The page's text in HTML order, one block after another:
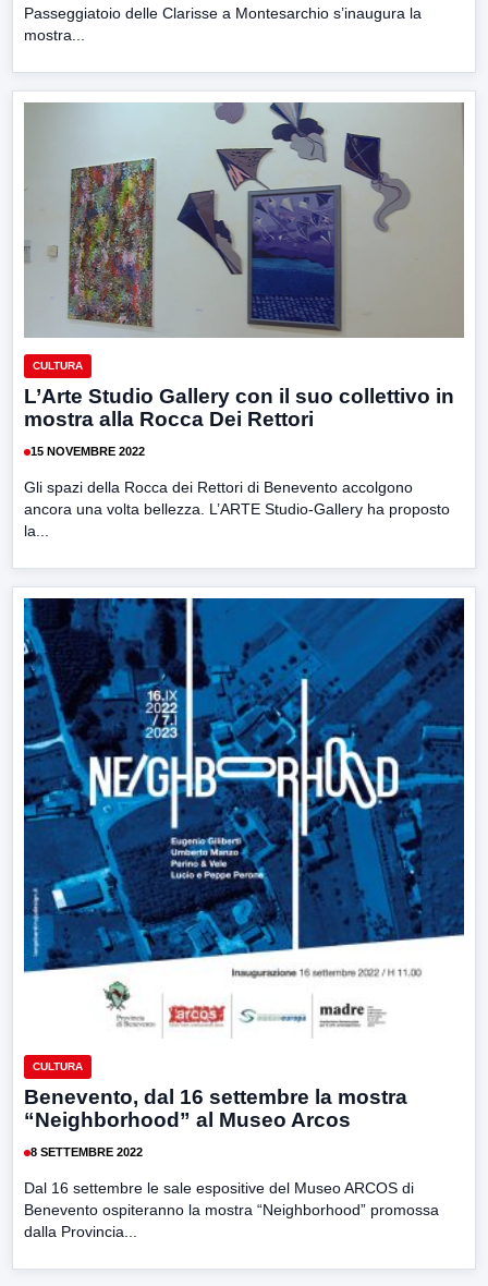
Passeggiatoio delle Clarisse a Montesarchio s’inaugura la
mostra...
CULTURA
L’Arte Studio Gallery con il suo collettivo in
mostra alla Rocca Dei Rettori
15 NOVEMBRE 2022
Gli spazi della Rocca dei Rettori di Benevento accolgono
ancora una volta bellezza. L’ARTE Studio-Gallery ha proposto
la...
CULTURA
Benevento, dal 16 settembre la mostra
“Neighborhood” al Museo Arcos
8 SETTEMBRE 2022
Dal 16 settembre le sale espositive del Museo ARCOS di
Benevento ospiteranno la mostra “Neighborhood” promossa
dalla Provincia...